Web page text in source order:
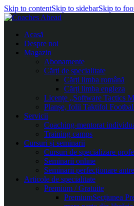
Skip to contentSkip to sidebarSkip to
Acasă
Despre noi
Magazin
Abonamente
Cărți de specialitate
Cărți limba română
Cărți limba engleza
Licențe „Software Tactics
Planșe, folii Taktifol
Servicii
Coaching-mentorat
Training camps
Cursuri și seminarii
Cursuri de specializare
Seminarii online
Seminarii perfecționare
Articole de specialitate
Premium / Gratuite
PremiumSecțiunea